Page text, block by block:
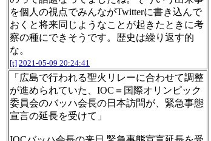
を個人の視点でみんながTwitterに書き込んで
おくと将来同じようなことが起きたときに考
察の種にできそうです。歴史は繰り返す的
な。
[t] 2021-05-09 20:24:41
「広島で行われる聖火リレーに合わせて調整
が進められていた、IOC＝国際オリンピック
委員会のバッハ会長の日本訪問が、緊急事態
宣言の延長を受けて」